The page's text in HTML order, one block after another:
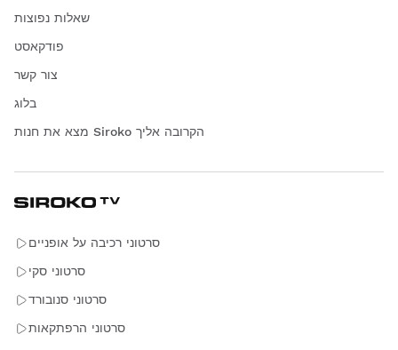
שאלות נפוצות
פודקאסט
צור קשר
בלוג
מצא את חנות Siroko הקרובה אליך
סרטוני רכיבה על אופניים
סרטוני סקי
סרטוני סנובורד
סרטוני הרפתקאות